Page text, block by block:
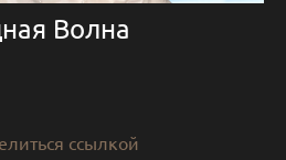
Волна
ссылкой